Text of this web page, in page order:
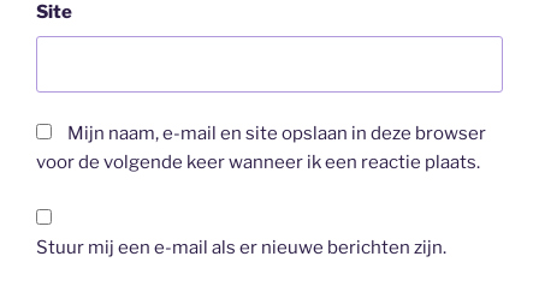
Site
Mijn naam, e-mail en site opslaan in deze browser
voor de volgende keer wanneer ik een reactie plaats.
Stuur mij een e-mail als er nieuwe berichten zijn.